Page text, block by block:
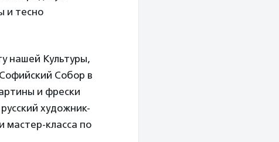
и тесно
нашей Культуры,
Собор в
и фрески
художник-
мастер-класса по